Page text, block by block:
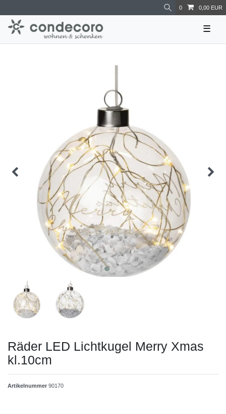
0 0,00 EUR
☰
Räder LED Lichtkugel Merry Xmas
kl.10cm
Artikelnummer 90170